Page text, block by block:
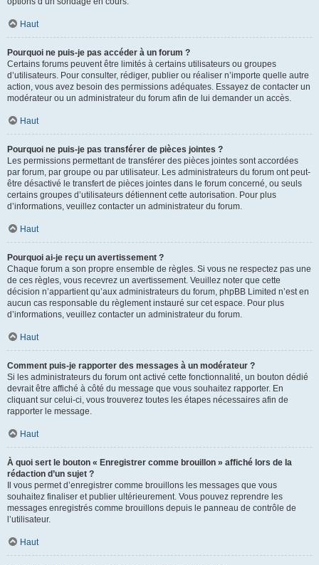
Haut
Pourquoi ne puis-je pas accéder à un forum ?
Certains forums peuvent être limités à certains utilisateurs ou groupes
d’utilisateurs. Pour consulter, rédiger, publier ou réaliser n’importe quelle autre
action, vous avez besoin des permissions adéquates. Essayez de contacter un
modérateur ou un administrateur du forum afin de lui demander un accès.
Haut
Pourquoi ne puis-je pas transférer de pièces jointes ?
Les permissions permettant de transférer des pièces jointes sont accordées
par forum, par groupe ou par utilisateur. Les administrateurs du forum ont peut-
être désactivé le transfert de pièces jointes dans le forum concerné, ou seuls
certains groupes d’utilisateurs détiennent cette autorisation. Pour plus
d’informations, veuillez contacter un administrateur du forum.
Haut
Pourquoi ai-je reçu un avertissement ?
Chaque forum a son propre ensemble de règles. Si vous ne respectez pas une
de ces règles, vous recevrez un avertissement. Veuillez noter que cette
décision n’appartient qu’aux administrateurs du forum, phpBB Limited n’est en
aucun cas responsable du règlement instauré sur cet espace. Pour plus
d’informations, veuillez contacter un administrateur du forum.
Haut
Comment puis-je rapporter des messages à un modérateur ?
Si les administrateurs du forum ont activé cette fonctionnalité, un bouton dédié
devrait être affiché à côté du message que vous souhaitez rapporter. En
cliquant sur celui-ci, vous trouverez toutes les étapes nécessaires afin de
rapporter le message.
Haut
À quoi sert le bouton « Enregistrer comme brouillon » affiché lors de la
rédaction d’un sujet ?
Il vous permet d’enregistrer comme brouillons les messages que vous
souhaitez finaliser et publier ultérieurement. Vous pouvez reprendre les
messages enregistrés comme brouillons depuis le panneau de contrôle de
l’utilisateur.
Haut